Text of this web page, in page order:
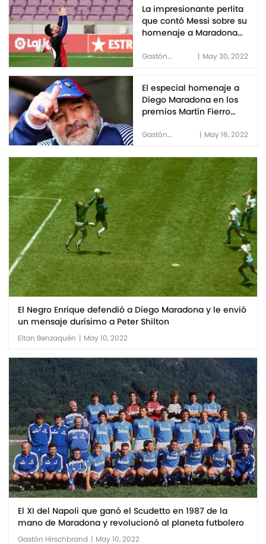
La impresionante perlita
que contó Messi sobre su
homenaje a Maradona
redes
Gastón
| May 30, 2022
El especial homenaje a
Diego Maradona en los
premios Martín Fierro
Gastón
| May 16, 2022
El Negro Enrique defendió a Diego Maradona y le envió
un mensaje durísimo a Peter Shilton
Eitan Benzaquén | May 10, 2022
El XI del Napoli que ganó el Scudetto en 1987 de la
mano de Maradona y revolucionó al planeta futbolero
Gastón Hirschbrand | May 10, 2022